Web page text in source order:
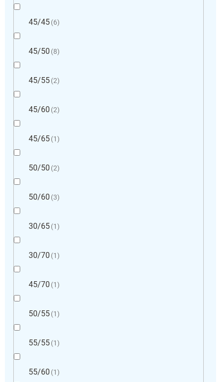
45/45 6
45/50 8
45/55 2
45/60 2
45/65 1
50/50 2
50/60 3
30/65 1
30/70 1
45/70 1
50/55 1
55/55 1
55/60 1